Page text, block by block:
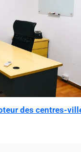
des centres-